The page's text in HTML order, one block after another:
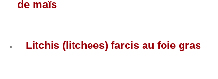
de maïs
Litchis (litchees) farcis au foie gras